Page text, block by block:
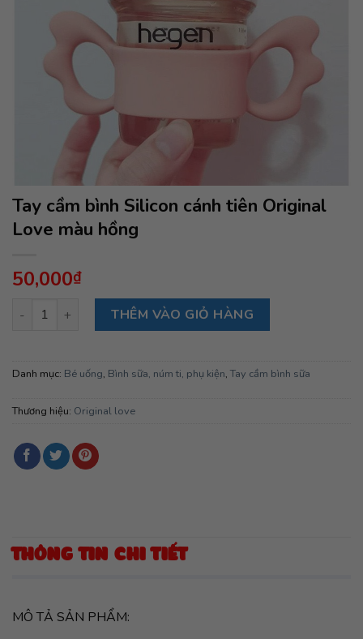
Tay cầm bình Silicon cánh tiên Original
Love màu hồng
50,000₫
Tay cầm bình Silicon cánh tiên Original Love màu hồng số
THÊM VÀO GIỎ HÀNG
Danh mục: Bé uống, Bình sữa, núm ti, phụ kiện, Tay cầm bình sữa
Thương hiệu: Original love
THÔNG TIN CHI TIẾT
MÔ TẢ SẢN PHẨM: